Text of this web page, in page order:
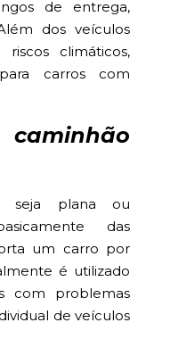
de entrega,
dos veículos
climáticos,
carros com
seja plana ou
das
um carro por
é utilizado
com problemas
de veículos